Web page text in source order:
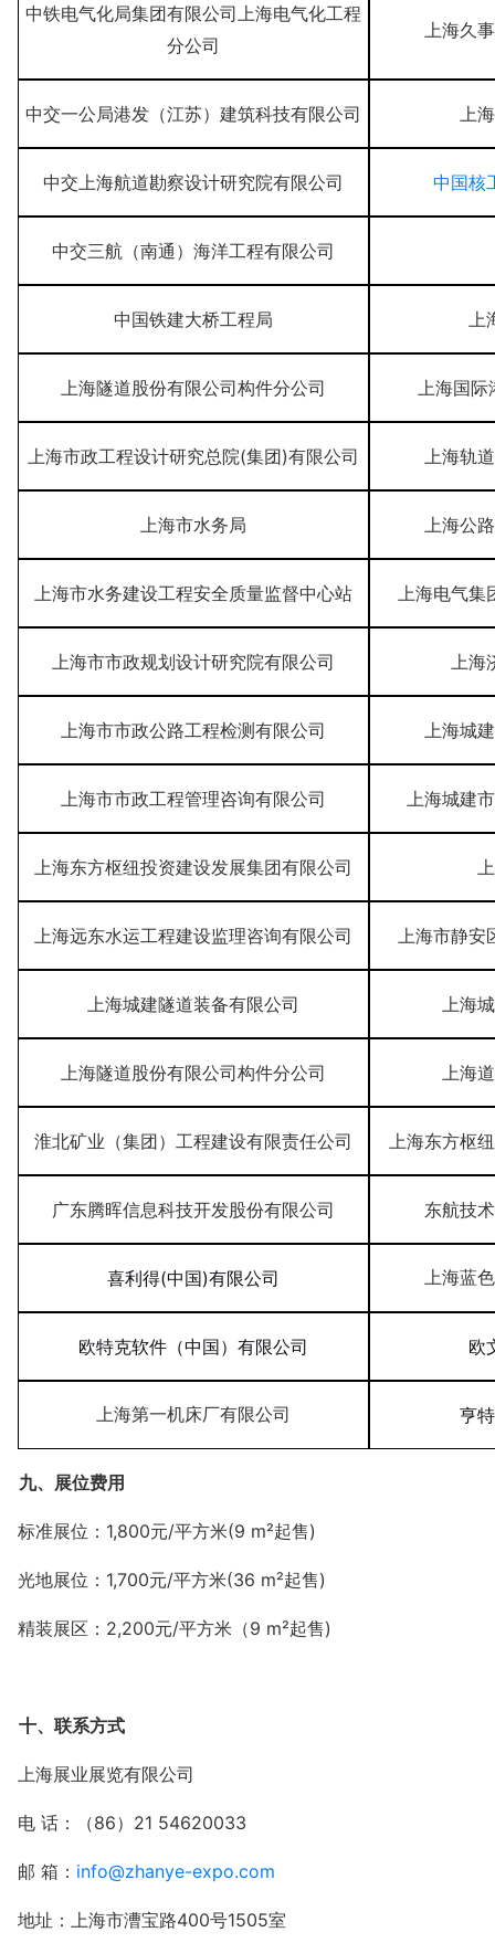
中铁电气化局集团有限公司上海电气化工程
分公司
上海久
中交一公局港发（江苏）建筑科技有限公司 上
中交上海航道勘察设计研究院有限公司 中国核
中交三航（南通）海洋工程有限公司
中国铁建大桥工程局
上海隧道股份有限公司构件分公司 上海国
上海市政工程设计研究总院(集团)有限公司 上海轨
上海市水务局 上海公
上海市水务建设工程安全质量监督中心站 上海电气
上海市市政规划设计研究院有限公司 上
上海市市政公路工程检测有限公司 上海城
上海市市政工程管理咨询有限公司 上海城建
上海东方枢纽投资建设发展集团有限公司
上海远东水运工程建设监理咨询有限公司 上海市静
上海城建隧道装备有限公司 上海
上海隧道股份有限公司构件分公司 上海
淮北矿业（集团）工程建设有限责任公司 上海东方枢
广东腾晖信息科技开发股份有限公司 东航技
喜利得(中国)有限公司 上海蓝
欧特克软件（中国）有限公司 欧
上海第一机床厂有限公司 亨
九、展位费用
标准展位：1,800元/平方米(9 m²起售)
光地展位： 1,700元/平方米(36 m²起售)
精装展区： 2,200元/平方米（9 m²起售)
十、联系方式
上海展业展览有限公司
电 话：（86）21 54620033
邮 箱： info@zhanye-expo.com
地址：上海市漕宝路400号1505室